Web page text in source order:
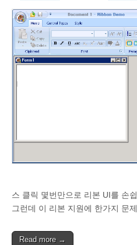
스 클릭 몇번만으로 리본 UI를 손
그런데 이 리본 지원에 한가지 문
Read more →